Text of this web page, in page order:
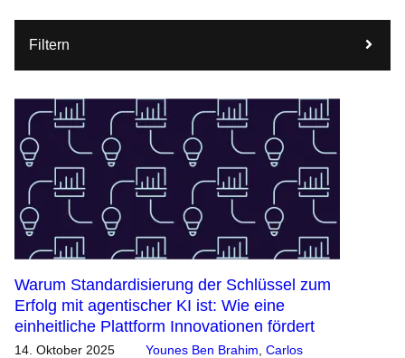
Filtern
Warum Standardisierung der Schlüssel zum
Erfolg mit agentischer KI ist: Wie eine
einheitliche Plattform Innovationen fördert
14. Oktober 2025 Younes Ben Brahim Carlos